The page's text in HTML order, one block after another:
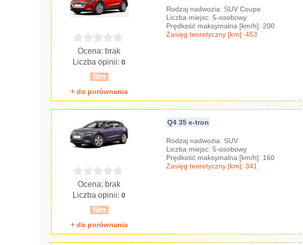
Ocena: brak
Liczba opinii:0
film
Rodzaj nadwozia: SUV Coupe
Liczba miejsc: 5-osobowy
Prędkość maksymalna [km/h]: 200
Zasięg teoretyczny [km]: 453
+ do porównania
Q4 35 e-tron
Ocena: brak
Liczba opinii:0
film
Rodzaj nadwozia: SUV
Liczba miejsc: 5-osobowy
Prędkość maksymalna [km/h]: 160
Zasięg teoretyczny [km]: 341
+ do porównania